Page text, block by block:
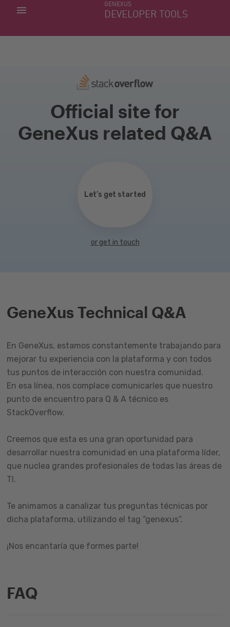
GENEXUS
DEVELOPER TOOLS
MIS APLICACIONES
Official site for
GeneXus related Q&A
Let’s get started
or get in touch
GeneXus Technical Q&A
En GeneXus, estamos constantemente trabajando para
mejorar tu experiencia con la plataforma y con todos
tus puntos de interacción con nuestra comunidad.
En esa línea, nos complace comunicarles que nuestro
punto de encuentro para Q & A técnico es
StackOverflow.
Creemos que esta es una gran oportunidad para
desarrollar nuestra comunidad en una plataforma líder,
que nuclea grandes profesionales de todas las áreas de
TI.
Te animamos a canalizar tus preguntas técnicas por
dicha plataforma, utilizando el tag “genexus”.
¡Nos encantaría que formes parte!
FAQ